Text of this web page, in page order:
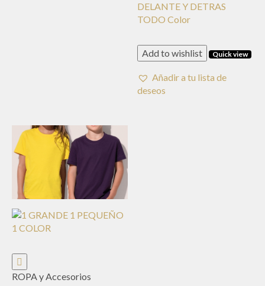
DELANTE Y DETRAS
TODO Color
Add to wishlist Quick view
Añadir a tu lista de
deseos
ROPA y Accesorios